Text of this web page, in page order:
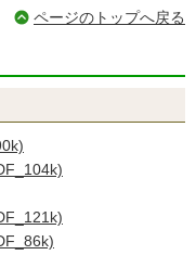
ページのトップへ戻る